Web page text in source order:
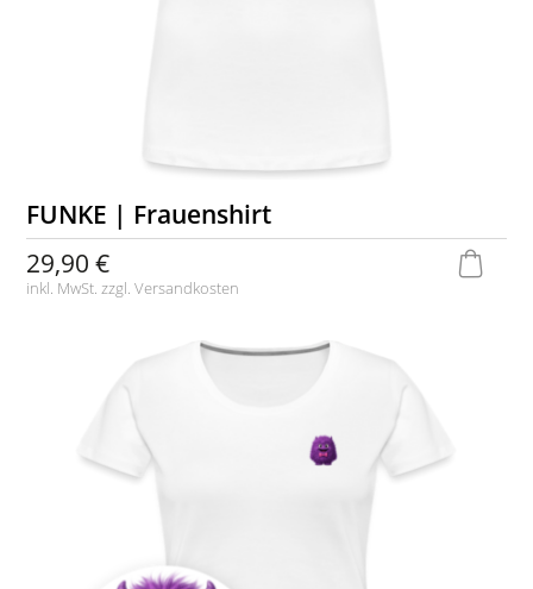
FUNKE | Frauenshirt
29,90 €
inkl. MwSt. zzgl.Versandkosten